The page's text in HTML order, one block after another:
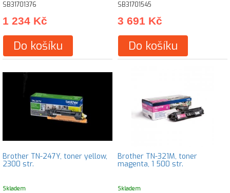
SB31701376
1 234 Kč
Do košíku
SB31701545
3 691 Kč
Do košíku
Brother TN-247Y, toner yellow,
2300 str.
Skladem
Brother TN-321M, toner
magenta, 1 500 str.
Skladem